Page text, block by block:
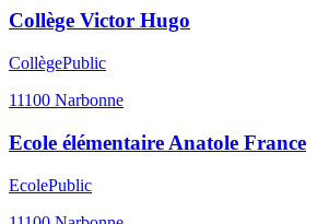
Collège Victor Hugo
CollègePublic
11100 Narbonne
Ecole élémentaire Anatole France
EcolePublic